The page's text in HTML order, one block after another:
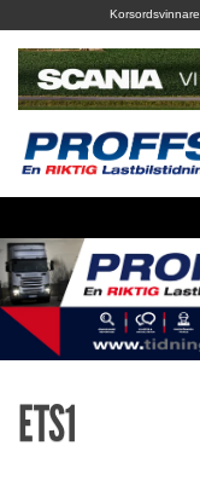
to
content
Korsordsvinnare
ETS1